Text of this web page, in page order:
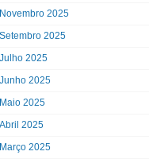
Novembro 2025
Setembro 2025
Julho 2025
Junho 2025
Maio 2025
Abril 2025
Março 2025